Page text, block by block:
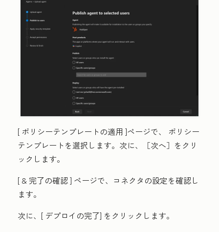
[ ポリシーテンプレートの適用 ]ページで、 ポリシー
テンプレートを選択します。次に、［次へ］ をクリ
ックします。
[ & 完了の確認] ページで、コネクタの設定を確認し
ます。
次に、[ デプロイの完了] をクリックします。